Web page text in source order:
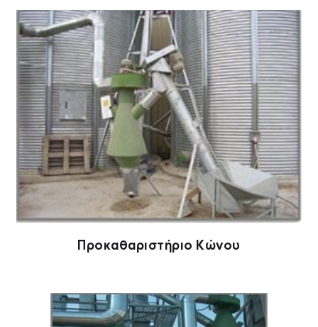
Προκαθαριστήριο Κώνου